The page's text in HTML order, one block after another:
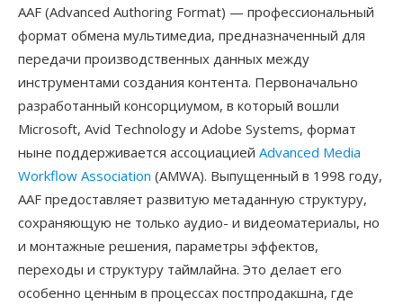
AAF (Advanced Authoring Format) — профессиональный
формат обмена мультимедиа, предназначенный для
передачи производственных данных между
инструментами создания контента. Первоначально
разработанный консорциумом, в который вошли
Microsoft, Avid Technology и Adobe Systems, формат
ныне поддерживается ассоциацией Advanced Media
Workflow Association (AMWA). Выпущенный в 1998 году,
AAF предоставляет развитую метаданную структуру,
сохраняющую не только аудио- и видеоматериалы, но
и монтажные решения, параметры эффектов,
переходы и структуру таймлайна. Это делает его
особенно ценным в процессах постпродакшна, где